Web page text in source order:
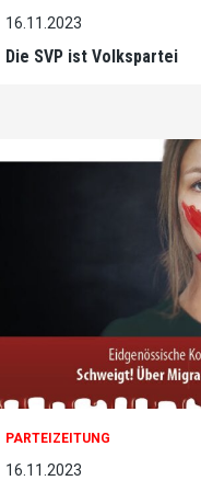
16.11.2023
Die SVP ist Volkspartei
PARTEIZEITUNG
16.11.2023